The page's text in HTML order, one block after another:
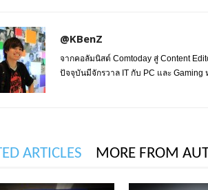
@KBenZ
จากคอลัมนิสต์ Comtoday สู่ Content
ปัจจุบันมีจักรวาล IT กับ PC และ Gaming
ARTICLES MORE FROM